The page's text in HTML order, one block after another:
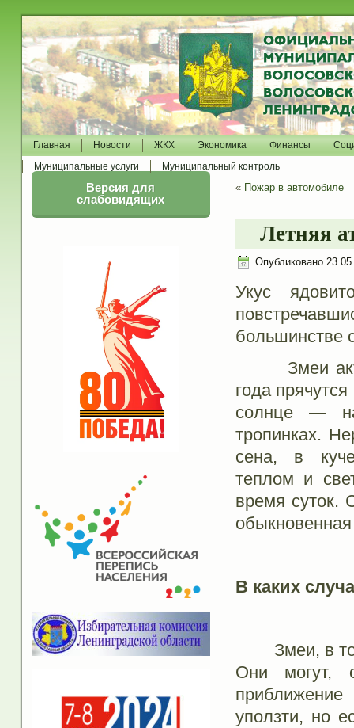
Главная Новости ЖКХ Экономика Финансы
Муниципальные услуги
Муниципальный контроль
Версия для
слабовидящих
« Пожар в автомобиле
Летняя
Опубликовано
Укус
большинстве
Змеи
года
солнце —
тропинках.
сена, в
теплом и
время суток.
В каких
Змеи, в том
Они могут,
уползти, но